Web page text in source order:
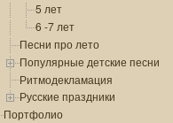
5 лет
6 -7 лет
Песни про лето
Популярные детские песни
Ритмодекламация
Русские праздники
Портфолио